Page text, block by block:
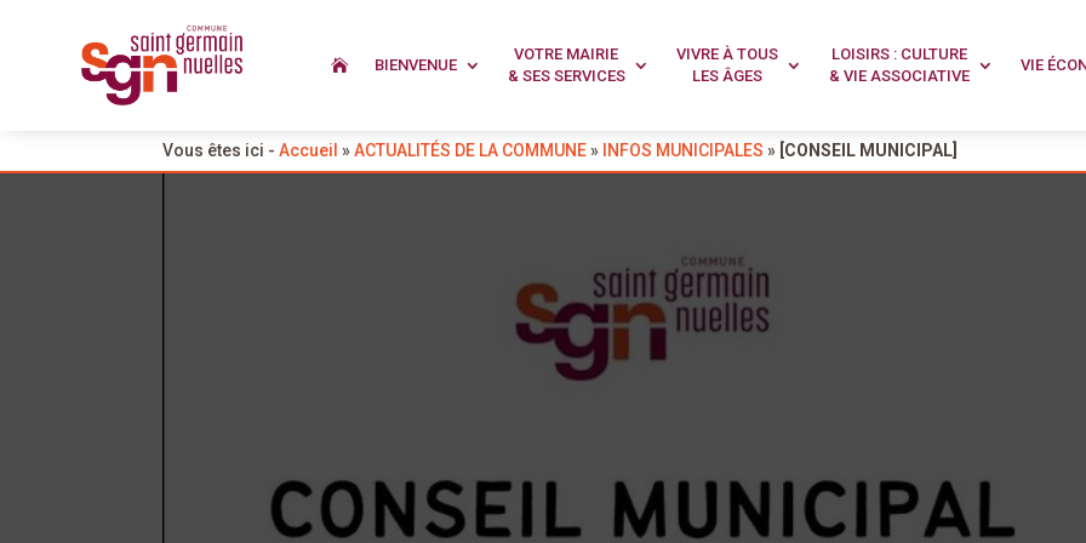
 BIENVENUE
VOTRE MAIRIE
& SES SERVICES
VIVRE À TOUS
LES ÂGES
LOISIRS : CULTURE
& VIE ASSOCIATIVE
VIE
Vous êtes ici -Accueil »ACTUALITÉS DE LA COMMUNE» INFOS MUNICIPALES » [CONSEIL MUNICIPAL]
[CONSEIL MUNICIPAL]